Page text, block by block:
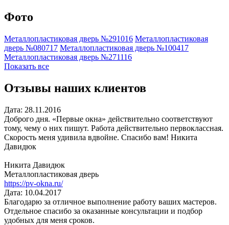
Фото
Металлопластиковая дверь №291016 Металлопластиковая
дверь №080717 Металлопластиковая дверь №100417
Металлопластиковая дверь №271116
Показать все
Отзывы наших клиентов
Дата: 28.11.2016
Доброго дня. «Первые окна» действительно соответствуют
тому, чему о них пишут. Работа действительно первоклассная.
Скорость меня удивила вдвойне. Спасибо вам! Никита
Давидюк
Никита Давидюк
Металлопластиковая дверь
https://pv-okna.ru/
Дата: 10.04.2017
Благодарю за отличное выполнение работу ваших мастеров.
Отдельное спасибо за оказанные консультации и подбор
удобных для меня сроков.